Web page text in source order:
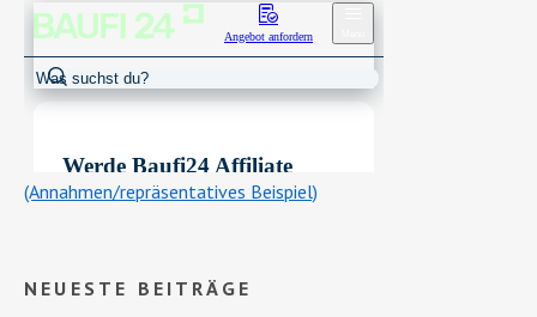
(Annahmen/repräsentatives Beispiel)
NEUESTE BEITRÄGE